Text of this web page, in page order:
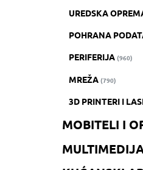
UREDSKA
POHRANA
PERIFERIJA (960)
MREŽA (790)
3D PRINTERI I
MOBITELI I